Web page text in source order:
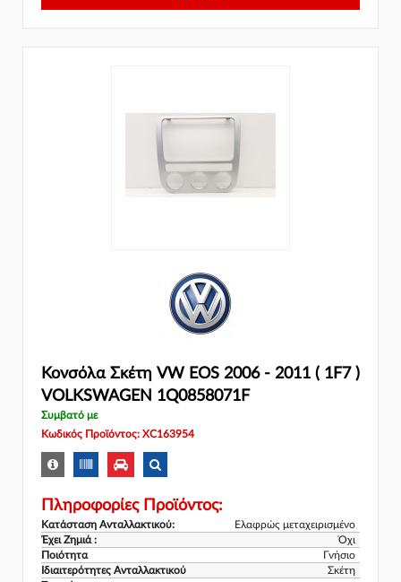
Κονσόλα Σκέτη VW EOS 2006 - 2011 ( 1F7 )
VOLKSWAGEN 1Q0858071F
Συμβατό με
Κωδικός Προϊόντος: XC163954
Πληροφορίες Προϊόντος:
Κατάσταση Ανταλλακτικού:
Ελαφρώς μεταχειρισμένο
Έχει Ζημιά :
Όχι
Ποιότητα
Γνήσιο
Ιδιαιτερότητες Ανταλλακτικού
Σκέτη